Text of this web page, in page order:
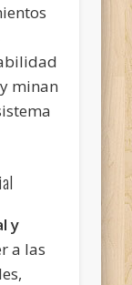
minan
y
a las